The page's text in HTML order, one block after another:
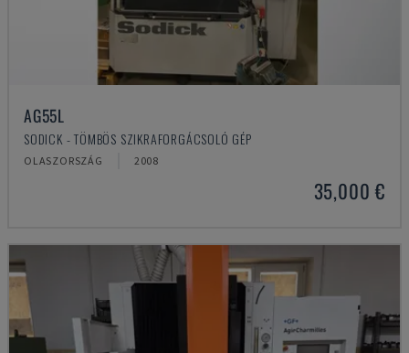
AG55L
SODICK - TÖMBÖS SZIKRAFORGÁCSOLÓ GÉP
OLASZORSZÁG 2008
35,000 €